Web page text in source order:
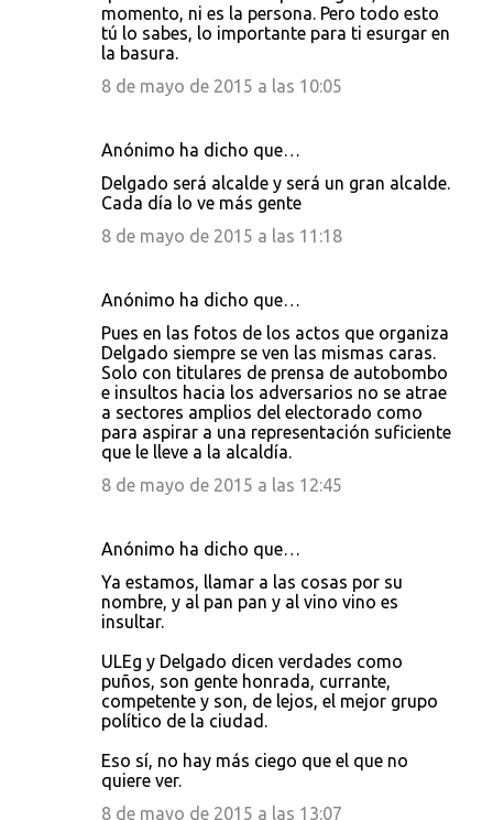
momento, ni es la persona. Pero todo esto
tú lo sabes, lo importante para ti esurgar en
la basura.
8 de mayo de 2015 a las 10:05
Anónimo ha dicho que…
Delgado será alcalde y será un gran alcalde.
Cada día lo ve más gente
8 de mayo de 2015 a las 11:18
Anónimo ha dicho que…
Pues en las fotos de los actos que organiza
Delgado siempre se ven las mismas caras.
Solo con titulares de prensa de autobombo
e insultos hacia los adversarios no se atrae
a sectores amplios del electorado como
para aspirar a una representación suficiente
que le lleve a la alcaldía.
8 de mayo de 2015 a las 12:45
Anónimo ha dicho que…
Ya estamos, llamar a las cosas por su
nombre, y al pan pan y al vino vino es
insultar.
ULEg y Delgado dicen verdades como
puños, son gente honrada, currante,
competente y son, de lejos, el mejor grupo
político de la ciudad.
Eso sí, no hay más ciego que el que no
quiere ver.
8 de mayo de 2015 a las 13:07